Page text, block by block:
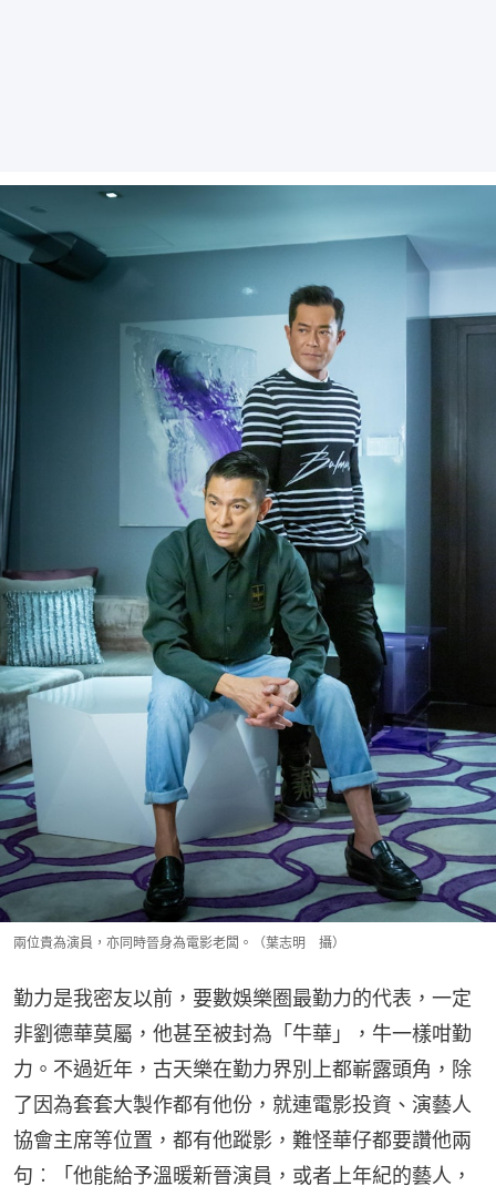
兩位貴為演員，亦同時晉身為電影老闆。（葉志明 攝）
勤力是我密友以前，要數娛樂圈最勤力的代表，一定
非劉德華莫屬，他甚至被封為「牛華」，牛一樣咁勤
力。不過近年，古天樂在勤力界別上都嶄露頭角，除
了因為套套大製作都有他份，就連電影投資、演藝人
協會主席等位置，都有他蹤影，難怪華仔都要讚他兩
句︰「他能給予溫暖新晉演員，或者上年紀的藝人，